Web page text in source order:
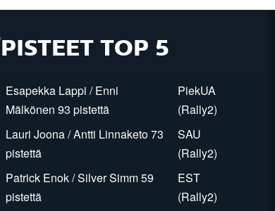
PISTEET TOP 5
Esapekka Lappi / Enni
Mälkönen 93 pistettä
PiekUA
(Rally2)
Lauri Joona / Antti Linnaketo 73
pistettä
SAU
(Rally2)
Patrick Enok / Silver Simm 59
pistettä
EST
(Rally2)